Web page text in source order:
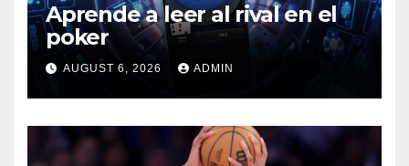
Aprende a leer al rival en el
poker
AUGUST 6, 2026 ADMIN